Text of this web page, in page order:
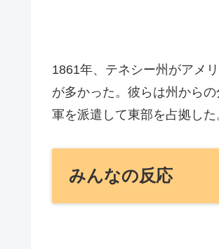
1861年、テネシー州がアメ
が多かった。彼らは州から
軍を派遣して東部を占拠した
みんなの反応